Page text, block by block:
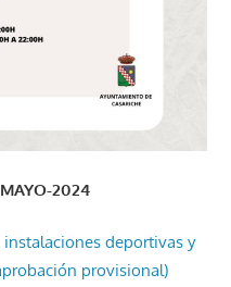
2024
deportivas y
provisional)